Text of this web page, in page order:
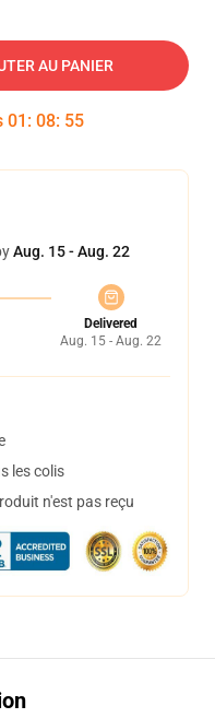
AU PANIER
01 : 08: 54
Aug. 15 - Aug. 22
Delivered
Aug. 15 - Aug. 22
les colis
n'est pas reçu